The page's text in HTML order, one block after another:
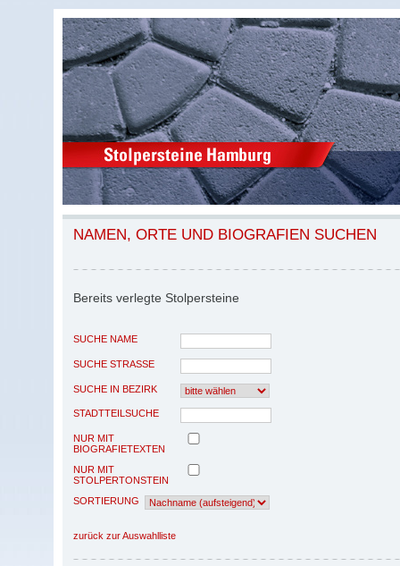
NAMEN, ORTE UND BIOGRAFIEN SUCHEN
Bereits verlegte Stolpersteine
SUCHE NAME
SUCHE STRASSE
SUCHE IN BEZIRK
STADTTEILSUCHE
NUR MIT
BIOGRAFIETEXTEN
NUR MIT
STOLPERTONSTEIN
SORTIERUNG
zurück zur Auswahlliste